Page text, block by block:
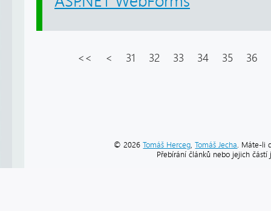
<< < 31 32 33 34 35 36
© 2026Tomáš Herceg ,Tomáš Jecha . Máte-li
Přebírání článků nebo jejich